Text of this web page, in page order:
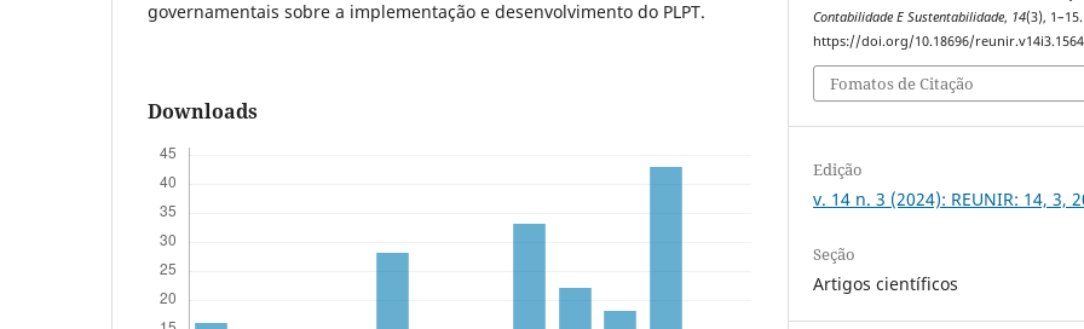
governamentais sobre a implementação e desenvolvimento do PLPT.
Downloads
Contabilidade E Sustentabilidade, 14(3), 1–15.
https://doi.org/10.18696/reunir.v14i3.1564
Fomatos de Citação
Edição
v. 14 n. 3 (2024): REUNIR: 14, 3,
Seção
Artigos científicos